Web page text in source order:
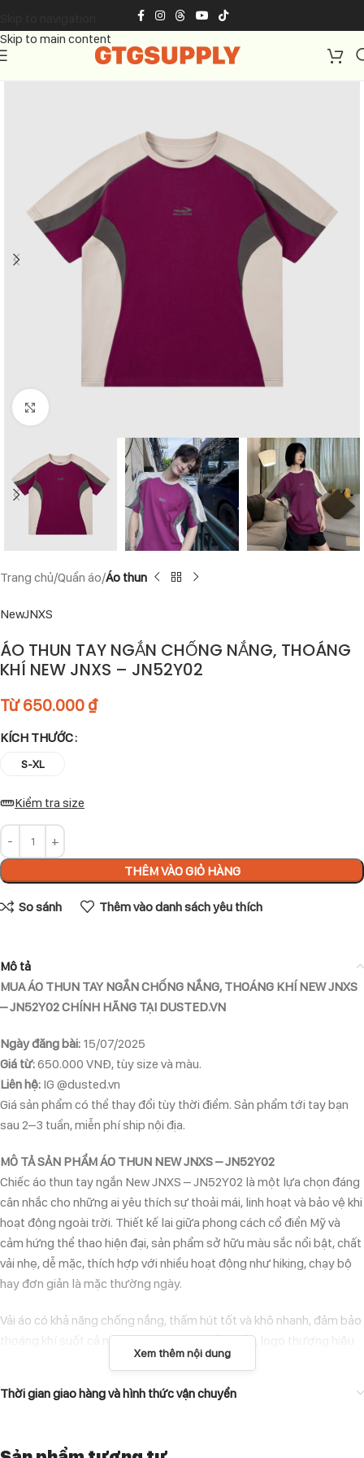
Skip to main content
Click to enlarge
Trang chủ Quần áo Áo thun
NewJNXS
ÁO THUN TAY NGẮN CHỐNG NẮNG, THOÁNG
KHÍ NEW JNXS – JN52Y02
Từ650.000 ₫
KÍCH THƯỚC
S-XL
Kiểm tra size
THÊM VÀO GIỎ HÀNG
So sánh Thêm vào danh sách yêu thích
Mô tả
MUA ÁO THUN TAY NGẮN CHỐNG NẮNG, THOÁNG KHÍ NEW JNXS
– JN52Y02 CHÍNH HÃNG TẠI DUSTED.VN
Ngày đăng bài: 15/07/2025
Giá từ:650.000 VNĐ, tùy size và màu.
Liên hệ: IG @dusted.vn
Giá sản phẩm có thể thay đổi tùy thời điểm. Sản phẩm tới tay bạn
sau 2–3 tuần, miễn phí ship nội địa.
MÔ TẢ SẢN PHẨM ÁO THUN NEW JNXS – JN52Y02
Chiếc áo thun tay ngắn New JNXS – JN52Y02 là một lựa chọn đáng
cân nhắc cho những ai yêu thích sự thoải mái, linh hoạt và bảo vệ khi
hoạt động ngoài trời. Thiết kế lai giữa phong cách cổ điển Mỹ và
cảm hứng thể thao hiện đại, sản phẩm sở hữu màu sắc nổi bật, chất
vải nhẹ, dễ mặc, thích hợp với nhiều hoạt động như hiking, chạy bộ
hay đơn giản là mặc thường ngày.
Vải áo có khả năng chống nắng, thấm hút tốt và khô nhanh, đảm bảo
thoáng khí suốt cả ngày. Đường may chắc chắn, logo thương hiệu
được thêu tỉ mỉ ở ngực áo tạo điểm nhấn tinh tế.
ĐẶC ĐIỂM NỔI BẬT
Thiết kế unisex, dáng rộng thoải mái, dễ phối đồ.
Xem thêm nội dung
Thời gian giao hàng và hình thức vận chuyển